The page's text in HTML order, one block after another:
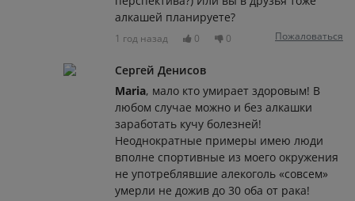
алкашей планируете?
1 год назад 0 0 Пожаловаться
Сергей Денисов
Maria, мало кто умирает здоровым! В
любом случае можно и без алкашки
заработать кучу болезней!
Неоднократные примеры имею люди
вполне спортивные из моего окружения
не употреблявшие алекоголь «совсем»
умерли не дожив до 30 оба от рака!